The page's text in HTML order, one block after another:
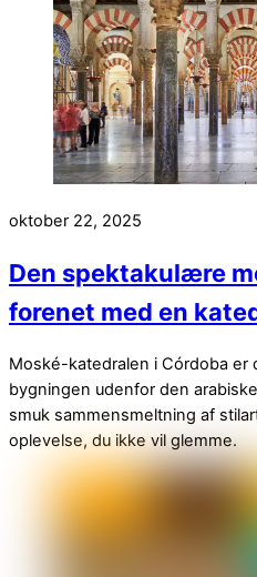
oktober 22, 2025
Den spektakulære
forenet med en
Moské-katedralen i Córdoba er
bygningen udenfor den
smuk sammensmeltning af
oplevelse, du ikke vil glemme.